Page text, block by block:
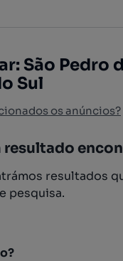
São Pedro
Sul
os anúncios?
resultado
resultados
pesquisa.